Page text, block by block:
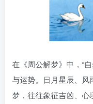
在《周公解梦》中，“
与运势。日月星辰、风
梦，往往象征吉凶、心